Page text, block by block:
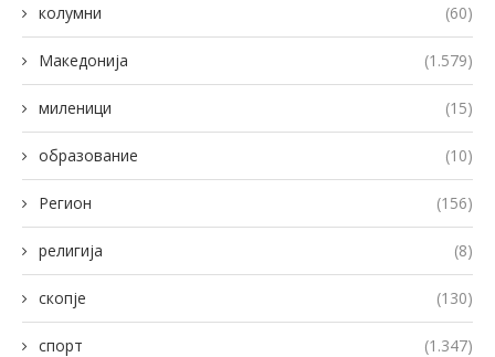
колумни (60)
Македонија (1.579)
миленици (15)
образование (10)
Регион (156)
религија (8)
скопје (130)
спорт (1.347)